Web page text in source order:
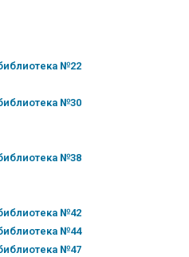
№22
№30
№38
№42
№44
№47